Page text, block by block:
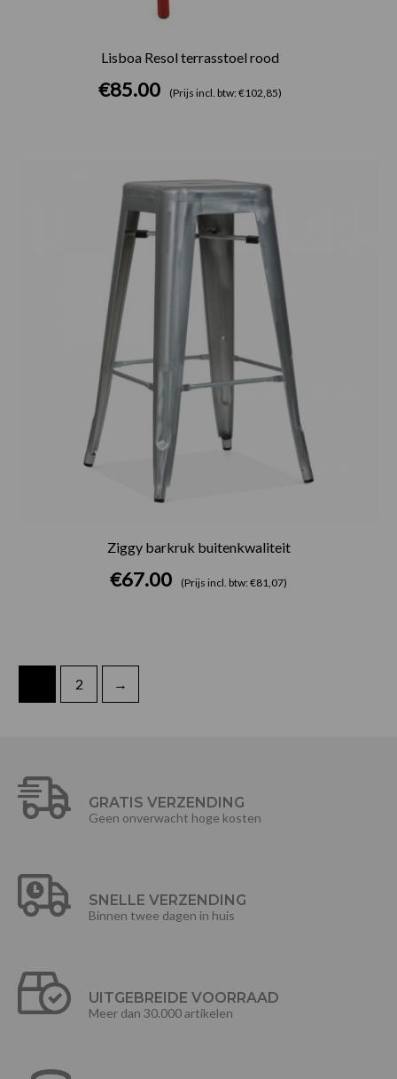
Lisboa Resol terrasstoel rood
€85.00 (Prijs incl. btw: €102,85)
Ziggy barkruk buitenkwaliteit
€67.00 (Prijs incl. btw: €81,07)
2 →
GRATIS VERZENDING
Geen onverwacht hoge kosten
SNELLE VERZENDING
Binnen twee dagen in huis
UITGEBREIDE VOORRAAD
Meer dan 30.000 artikelen